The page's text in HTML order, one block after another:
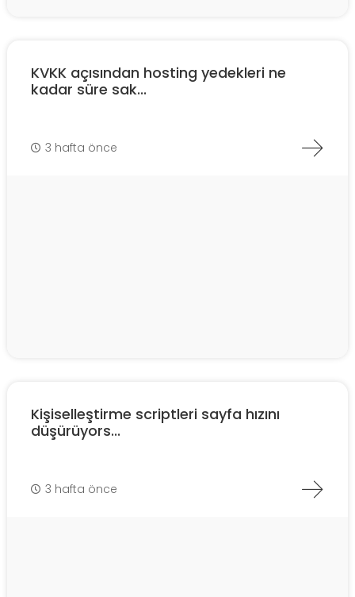
KVKK açısından hosting yedekleri ne
kadar süre sak...
3 hafta önce
Kişiselleştirme scriptleri sayfa hızını
düşürüyors...
3 hafta önce